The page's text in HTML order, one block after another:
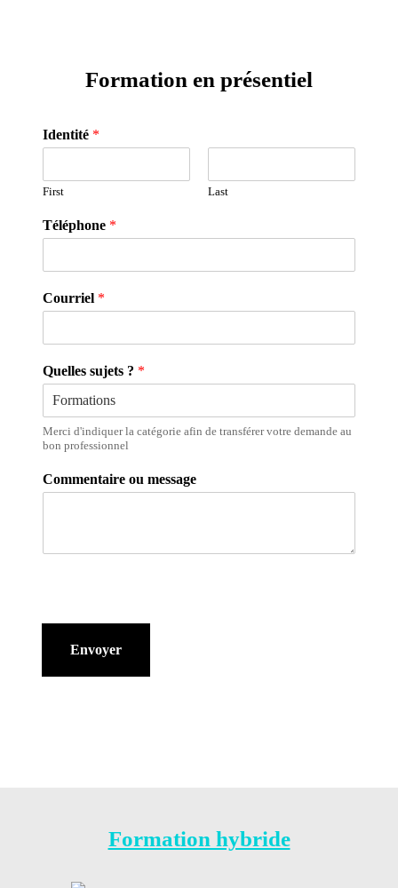
Formation en présentiel
Identité *
First Last
Téléphone *
Courriel *
Quelles sujets ? *
Merci d'indiquer la catégorie afin de transférer votre demande au
bon professionnel
Commentaire ou message
Envoyer
Formation hybride